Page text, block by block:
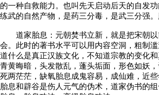
的一种自救能力。也叫先天启动后天的自发
练武的自然产物，是药三分毒，是武三分强
道家胎息：元朝焚书立新，就是把宋朝以
会。此时的著书水平可以用内容空洞，粗制
道什么是真正汉族文化，不知道宗教的变化
青黄晦暗，头发散乱，蓬头垢面，形色如妖
死两茫茫，缺氧胎息成鬼容易，成仙难，近
胎息和辟谷是伤人元气的伪术，道家伪书的